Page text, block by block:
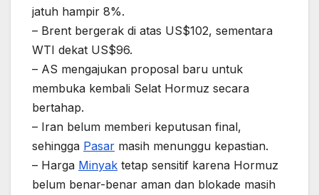
jatuh hampir 8%.
– Brent bergerak di atas US$102, sementara
WTI dekat US$96.
– AS mengajukan proposal baru untuk
membuka kembali Selat Hormuz secara
bertahap.
– Iran belum memberi keputusan final,
sehingga Pasar masih menunggu kepastian.
– Harga Minyak tetap sensitif karena Hormuz
belum benar-benar aman dan blokade masih